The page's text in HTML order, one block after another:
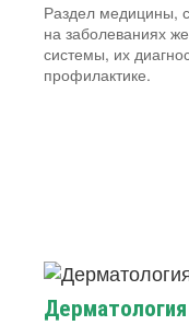
Раздел медицины,
на заболеваниях
системы, их
профилактике.
Дерматология